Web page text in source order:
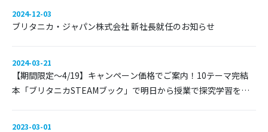
2024-12-03
ブリタニカ・ジャパン株式会社 新社長就任のお知らせ
2024-03-21
【期間限定〜4/19】キャンペーン価格でご案内！10テーマ完結
本「ブリタニカSTEAMブック」で明日から授業で探究学習を実
2023-03-01